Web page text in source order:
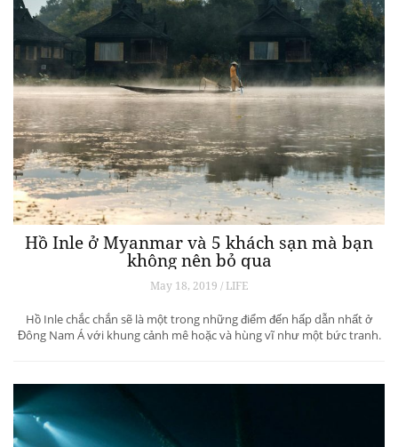
Hồ Inle ở Myanmar và 5 khách sạn mà bạn
không nên bỏ qua
May 18, 2019 / LIFE
Hồ Inle chắc chắn sẽ là một trong những điểm đến hấp dẫn nhất ở
Đông Nam Á với khung cảnh mê hoặc và hùng vĩ như một bức tranh.